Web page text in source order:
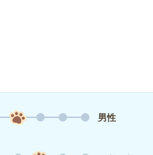
男性